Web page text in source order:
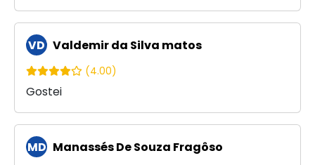
VD Valdemir da Silva matos
(4.00)
Gostei
MD Manassés De Souza Fragôso